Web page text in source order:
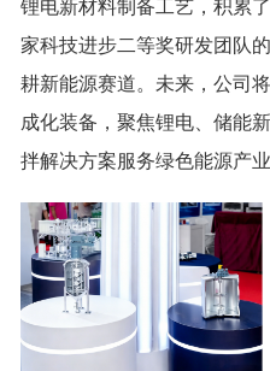
锂电新材料制备工艺，积累
家科技进步二等奖研发团队
耕新能源赛道。未来，公司
成化装备，聚焦锂电、储能
拌解决方案服务绿色能源产